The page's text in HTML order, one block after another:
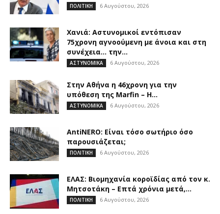
ΠΟΛΙΤΙΚΗ 6 Αυγούστου, 2026
Χανιά: Αστυνομικοί εντόπισαν
75χρονη αγνοούμενη με άνοια και στη
συνέχεια… την...
ΑΣΤΥΝΟΜΙΚΑ 6 Αυγούστου, 2026
Στην Αθήνα η 46χρονη για την
υπόθεση της Marfin – Η...
ΑΣΤΥΝΟΜΙΚΑ 6 Αυγούστου, 2026
AntiNERO: Είναι τόσο σωτήριο όσο
παρουσιάζεται;
ΠΟΛΙΤΙΚΗ 6 Αυγούστου, 2026
ΕΛΑΣ: Βιομηχανία κοροϊδίας από τον κ.
Μητσοτάκη – Επτά χρόνια μετά,...
ΠΟΛΙΤΙΚΗ 6 Αυγούστου, 2026